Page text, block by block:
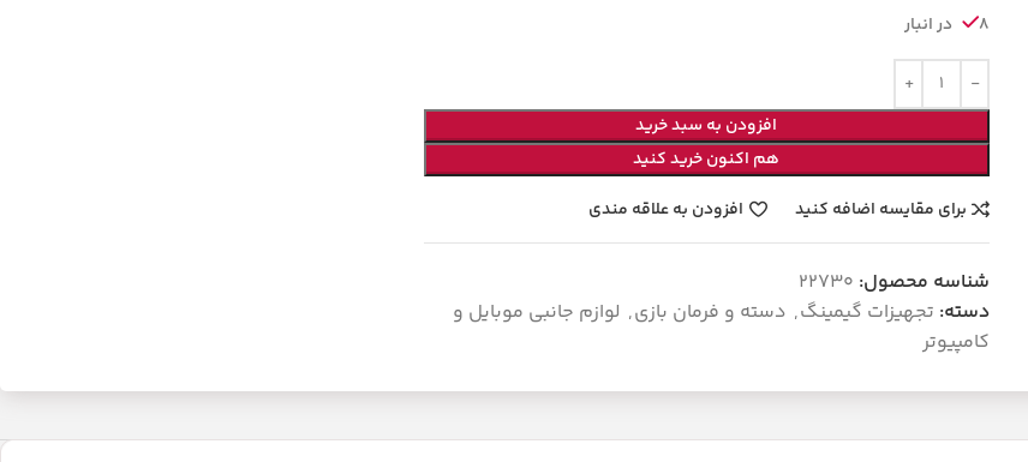
8 در انبار
افزودن به سبد خرید
هم اکنون خرید کنید
برای مقایسه اضافه کنید
افزودن به علاقه مندی
شناسه محصول: 22730
دسته: تجهیزات گیمینگ, دسته و فرمان بازی, لوازم جانبی موبایل و
کامپیوتر